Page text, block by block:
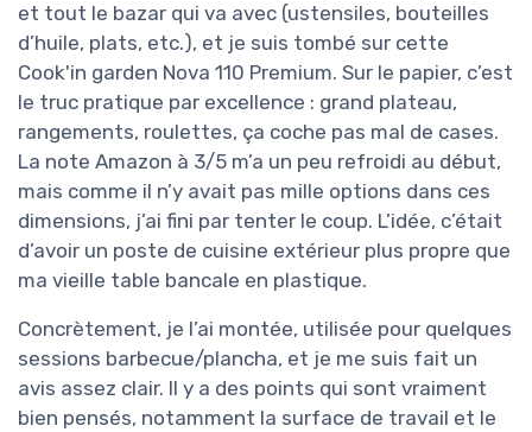
et tout le bazar qui va avec (ustensiles, bouteilles
d’huile, plats, etc.), et je suis tombé sur cette
Cook'in garden Nova 110 Premium. Sur le papier, c’est
le truc pratique par excellence : grand plateau,
rangements, roulettes, ça coche pas mal de cases.
La note Amazon à 3/5 m’a un peu refroidi au début,
mais comme il n’y avait pas mille options dans ces
dimensions, j’ai fini par tenter le coup. L’idée, c’était
d’avoir un poste de cuisine extérieur plus propre que
ma vieille table bancale en plastique.
Concrètement, je l’ai montée, utilisée pour quelques
sessions barbecue/plancha, et je me suis fait un
avis assez clair. Il y a des points qui sont vraiment
bien pensés, notamment la surface de travail et le